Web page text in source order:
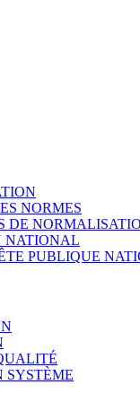
NORMES
DE
NATIONAL
PUBLIQUE
SYSTÈME